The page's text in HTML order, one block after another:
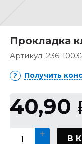
Прокладка
Артикул: 236-
Получить
40,90
В